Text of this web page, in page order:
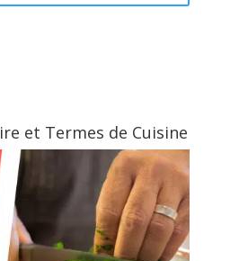
et Termes de Cuisine